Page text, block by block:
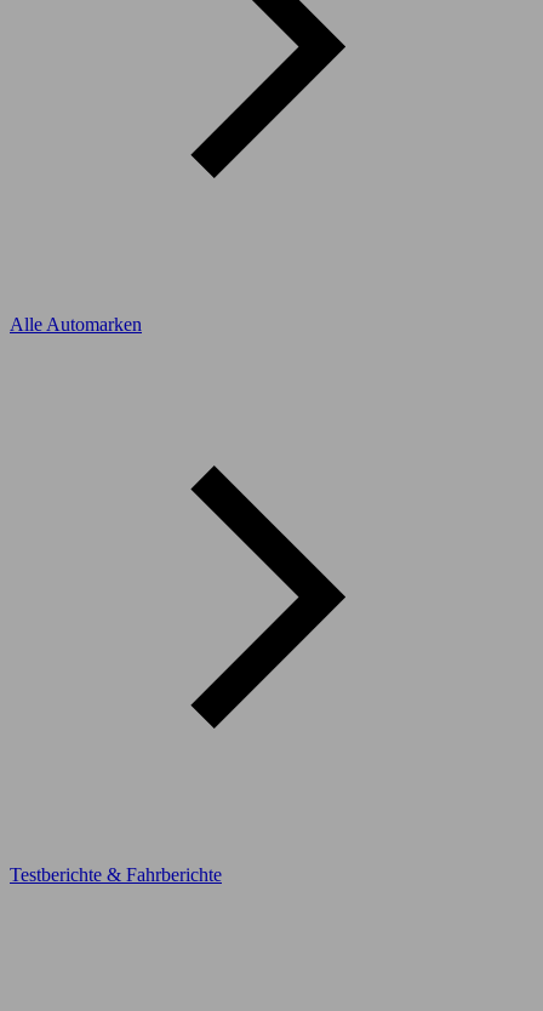
Alle Automarken
Testberichte & Fahrberichte